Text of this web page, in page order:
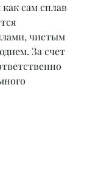
сам сплав
чистым
За счет